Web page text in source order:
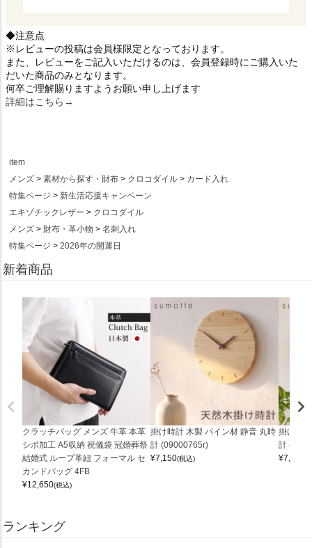
◆注意点
※レビューの投稿は会員様限定となっております。
また、レビューをご記入いただけるのは、会員登録時にご購入いた
だいた商品のみとなります。
何卒ご理解賜りますようお願い申し上げます
詳細はこちら→
item
メンズ
素材から探す・財布 クロコダイル
カード入れ
特集ページ
新生活応援キャンペーン
エキゾチックレザー
クロコダイル
メンズ
財布・革小物
名刺入れ
特集ページ
2026年の開運日
新着商品
クラッチバッグ メンズ 牛革 本革
シボ加工 A5収納 祝儀袋 冠婚葬祭
結婚式 ループ革紐 フォーマル セ
カンドバッグ 4FB
¥12,650(税込)
掛け時計 木製 パイン材 静音 丸時
計 (09000765r)
¥7,150(税込)
掛け時
計
¥7,150
ランキング